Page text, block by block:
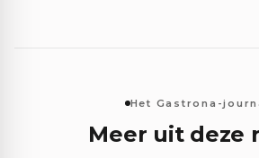
Het Gastrona-
Meer uit deze